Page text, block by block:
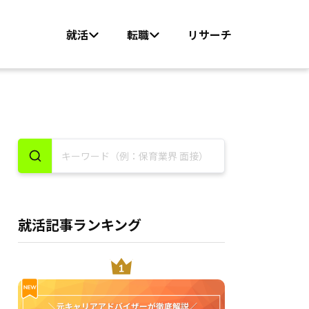
就活 転職 リサーチ
就活記事ランキング